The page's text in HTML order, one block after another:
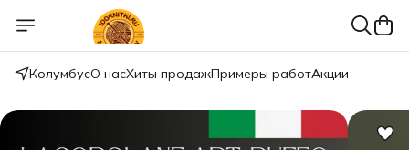
КолумбусО насХиты продажПримеры работАкции